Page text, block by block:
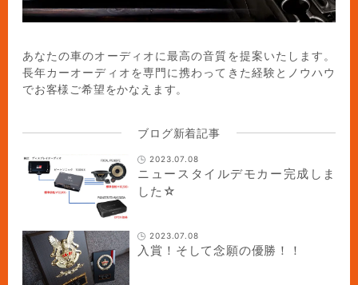
あなたの車のオーディオに最高の音質を提案いたします。
長年カーオーディオを専門に携わってきた経験とノウハウ
でお客様ご希望をかなえます。
ブログ新着記事
2023.07.08
ニュースタイルデモカー完成しま
した☆
2023.07.08
入賞！そして念願の優勝！！